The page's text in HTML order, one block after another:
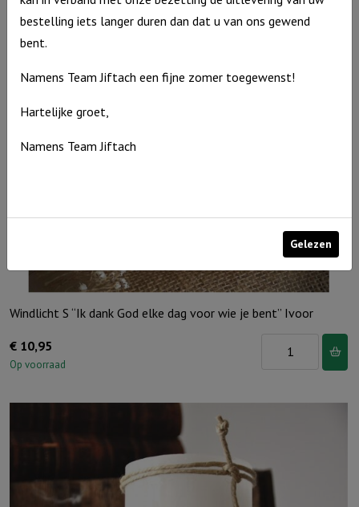
Uitverkocht
Windlicht S “Ik dank God elke dag voor wie je bent” Ivoor
€ 10,95
Op voorraad
dank
dag
voor
bestelling iets langer duren dan dat u van ons gewend
bent.
Namens Team Jiftach een fijne zomer toegewenst!
Hartelijke groet,
Namens Team Jiftach
Gelezen